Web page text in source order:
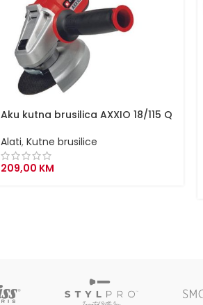
Aku kutna brusilica AXXIO 18/115 Q
Alati, Kutne brusilice
209,00 KM